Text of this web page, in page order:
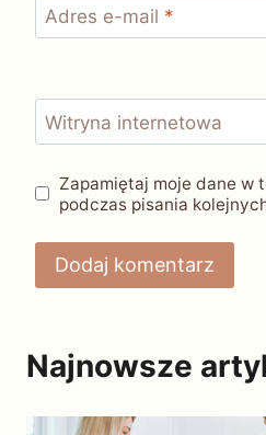
Adres e-mail *
Witryna internetowa
Zapamiętaj moje dane w
podczas pisania
Najnowsze